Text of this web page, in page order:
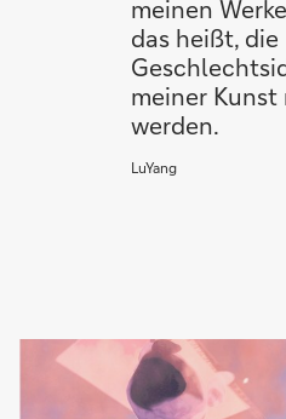
meinen
das heißt, die
meiner
werden.
LuYang